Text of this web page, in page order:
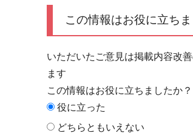
この情報はお役に立ちま
いただいたご意見は掲載内容改
ます
この情報はお役に立ちましたか？
役に立った
どちらともいえない